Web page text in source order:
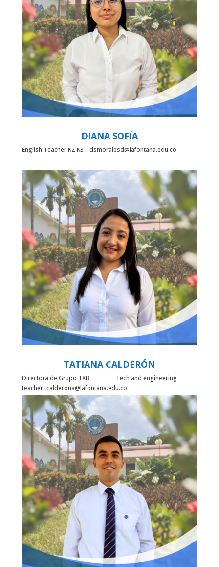
DIANA SOFÍA
English Teacher K2-K3 dsmoralesd@lafontana.edu.co
TATIANA CALDERÓN
Directora de Grupo TXB Tech and engineering
teacher tcalderona@lafontana.edu.co